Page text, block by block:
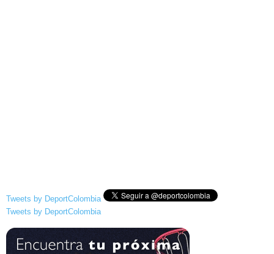
Tweets by DeportColombia
Tweets by DeportColombia